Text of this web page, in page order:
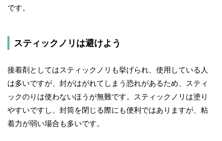
です。
スティックノリは避けよう
接着剤としてはスティックノリも挙げられ、使用している人
は多いですが、封がはがれてしまう恐れがあるため、スティ
ックのりは使わないほうが無難です。スティックノリは塗り
やすいですし、封筒を閉じる際にも便利ではありますが、粘
着力が弱い場合も多いです。